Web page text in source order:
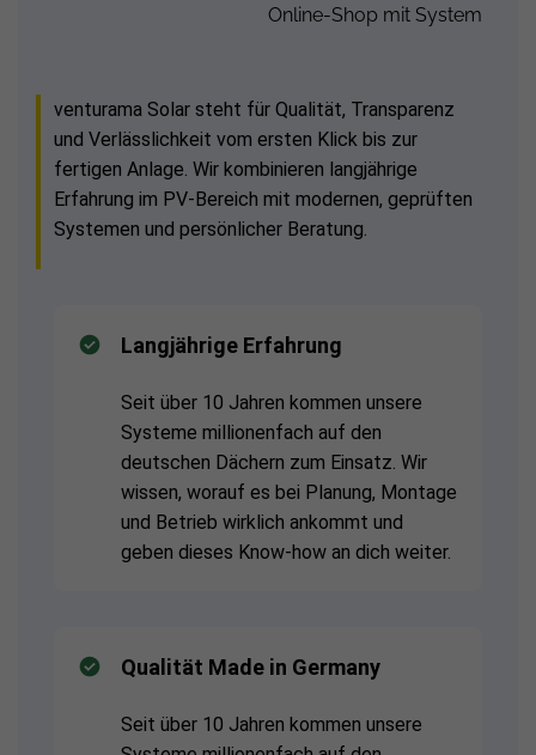
Online-Shop mit System
venturama Solar steht für Qualität, Transparenz
und Verlässlichkeit vom ersten Klick bis zur
fertigen Anlage. Wir kombinieren langjährige
Erfahrung im PV-Bereich mit modernen, geprüften
Systemen und persönlicher Beratung.
Langjährige Erfahrung
Seit über 10 Jahren kommen unsere
Systeme millionenfach auf den
deutschen Dächern zum Einsatz. Wir
wissen, worauf es bei Planung, Montage
und Betrieb wirklich ankommt und
geben dieses Know-how an dich weiter.
Qualität Made in Germany
Seit über 10 Jahren kommen unsere